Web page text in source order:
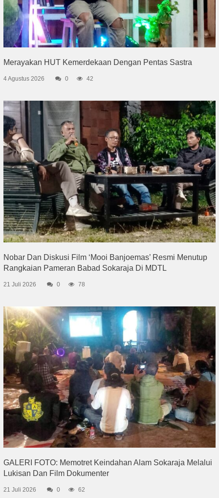
Merayakan HUT Kemerdekaan Dengan Pentas Sastra
4 Agustus 2026 0 42
Nobar Dan Diskusi Film ‘Mooi Banjoemas’ Resmi Menutup
Rangkaian Pameran Babad Sokaraja Di MDTL
21 Juli 2026 0 78
GALERI FOTO: Memotret Keindahan Alam Sokaraja Melalui
Lukisan Dan Film Dokumenter
21 Juli 2026 0 62